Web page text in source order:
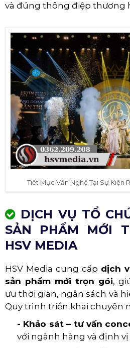
và đúng thông điệp thương
Tiết Mục Văn Nghệ Tại Sự Kiện
DỊCH VỤ TỔ
SẢN PHẨM MỚI
HSV MEDIA
HSV Media cung cấp dịch
sản phẩm mới trọn gói,
ưu thời gian, ngân sách và
Quy trình triển khai chuyên
- Khảo sát – tư vấn
với ngành hàng và định